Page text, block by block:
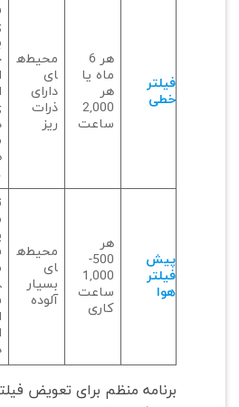
فیلتر
خطی
هر 6
ماه یا
هر
2,000
ساعت
محیط‌ه
ای
دارای
ذرات
ریز
.
پیش
فیلتر
هوا
هر
500-
1,000
ساعت
کاری
محیط‌ه
ای
بسیار
آلوده
برنامه منظم برای تعویض